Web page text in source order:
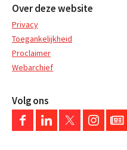
Over deze website
Privacy
Toegankelijkheid
Proclaimer
Webarchief
Volg ons